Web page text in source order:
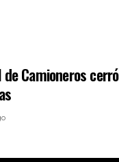
de Camioneros